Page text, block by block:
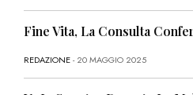
Fine Vita, La Consulta
REDAZIONE- 20 MAGGIO 2025